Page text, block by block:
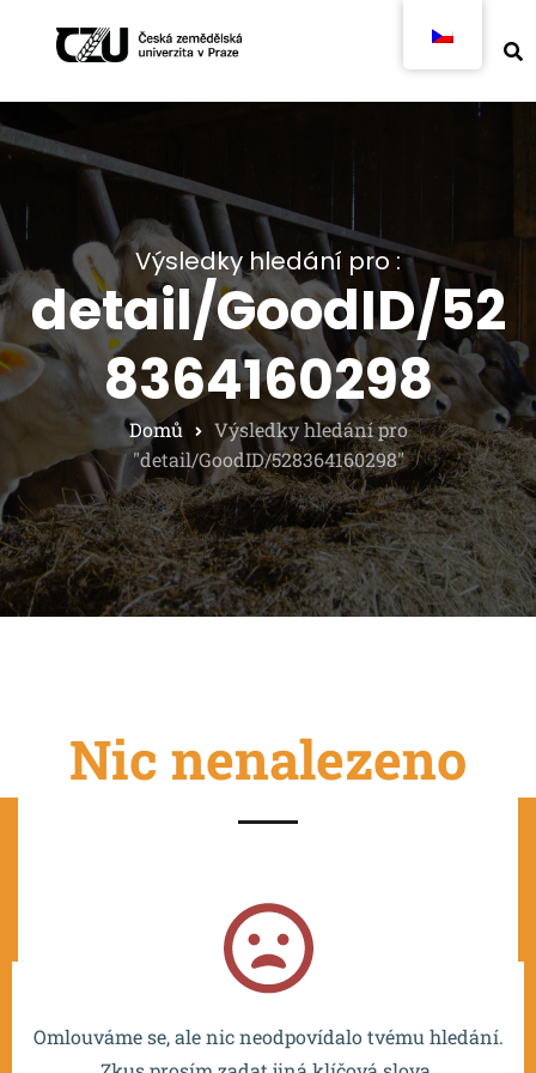
Výsledky hledání pro :
detail/GoodID/52
8364160298
Domů
Výsledky hledání pro
"detail/GoodID/528364160298"
Nic nenalezeno
Omlouváme se, ale nic neodpovídalo tvému hledání.